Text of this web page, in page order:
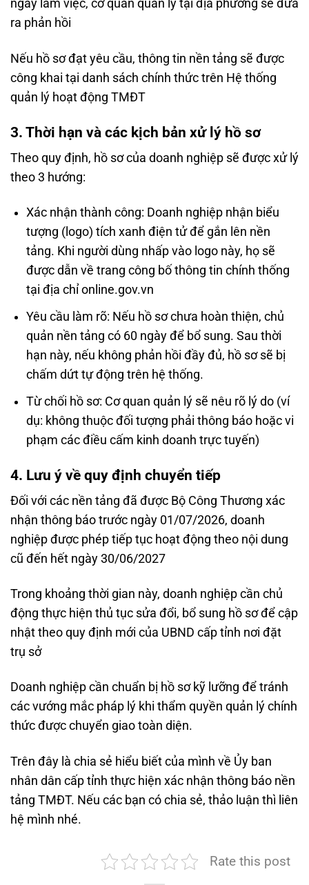
ngày làm việc, cơ quan quản lý tại địa phương sẽ đưa
ra phản hồi
Nếu hồ sơ đạt yêu cầu, thông tin nền tảng sẽ được
công khai tại danh sách chính thức trên Hệ thống
quản lý hoạt động TMĐT
3. Thời hạn và các kịch bản xử lý hồ sơ
Theo quy định, hồ sơ của doanh nghiệp sẽ được xử lý
theo 3 hướng:
Xác nhận thành công: Doanh nghiệp nhận biểu
tượng (logo) tích xanh điện tử để gắn lên nền
tảng. Khi người dùng nhấp vào logo này, họ sẽ
được dẫn về trang công bố thông tin chính thống
tại địa chỉ online.gov.vn
Yêu cầu làm rõ: Nếu hồ sơ chưa hoàn thiện, chủ
quản nền tảng có 60 ngày để bổ sung. Sau thời
hạn này, nếu không phản hồi đầy đủ, hồ sơ sẽ bị
chấm dứt tự động trên hệ thống.
Từ chối hồ sơ: Cơ quan quản lý sẽ nêu rõ lý do (ví
dụ: không thuộc đối tượng phải thông báo hoặc vi
phạm các điều cấm kinh doanh trực tuyến)
4. Lưu ý về quy định chuyển tiếp
Đối với các nền tảng đã được Bộ Công Thương xác
nhận thông báo trước ngày 01/07/2026, doanh
nghiệp được phép tiếp tục hoạt động theo nội dung
cũ đến hết ngày 30/06/2027
Trong khoảng thời gian này, doanh nghiệp cần chủ
động thực hiện thủ tục sửa đổi, bổ sung hồ sơ để cập
nhật theo quy định mới của UBND cấp tỉnh nơi đặt
trụ sở
Doanh nghiệp cần chuẩn bị hồ sơ kỹ lưỡng để tránh
các vướng mắc pháp lý khi thẩm quyền quản lý chính
thức được chuyển giao toàn diện.
Trên đây là chia sẻ hiểu biết của mình về Ủy ban
nhân dân cấp tỉnh thực hiện xác nhận thông báo nền
tảng TMĐT. Nếu các bạn có chia sẻ, thảo luận thì liên
hệ mình nhé.
Rate this post